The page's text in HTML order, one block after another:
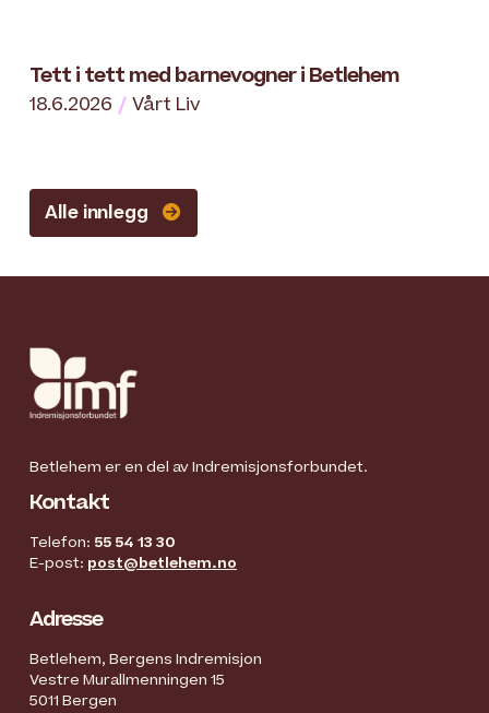
Tett i tett med barnevogner i Betlehem
18.6.2026 Vårt Liv
Alle innlegg 
Betlehem er en del av Indremisjonsforbundet.
Kontakt
Telefon: 55 54 13 30
E-post: post@betlehem.no
Adresse
Betlehem, Bergens Indremisjon
Vestre Murallmenningen 15
5011 Bergen